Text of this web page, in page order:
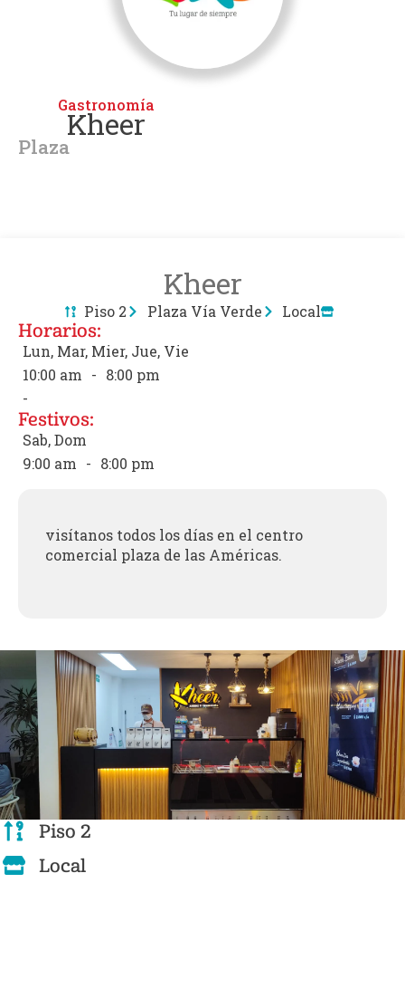
Gastronomía
Kheer
Plaza
Kheer
Piso 2 Plaza Vía Verde Local
Horarios:
Lun, Mar, Mier, Jue, Vie
10:00 am - 8:00 pm
-
Festivos:
Sab, Dom
9:00 am - 8:00 pm
visítanos todos los días en el centro
comercial plaza de las Américas.
Piso 2
Local